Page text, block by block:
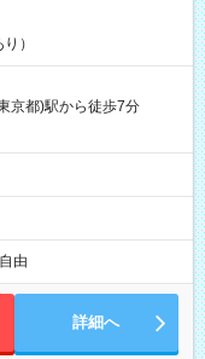
）
京都)駅から徒歩7分
由
詳細へ